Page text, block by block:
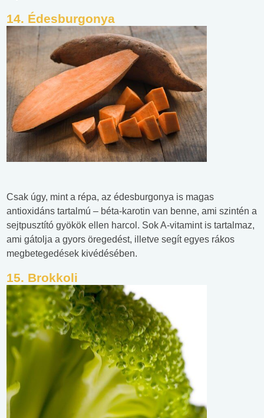
14. Édesburgonya
Csak úgy, mint a répa, az édesburgonya is magas
antioxidáns tartalmú – béta-karotin van benne, ami szintén a
sejtpusztító gyökök ellen harcol. Sok A-vitamint is tartalmaz,
ami gátolja a gyors öregedést, illetve segít egyes rákos
megbetegedések kivédésében.
15. Brokkoli